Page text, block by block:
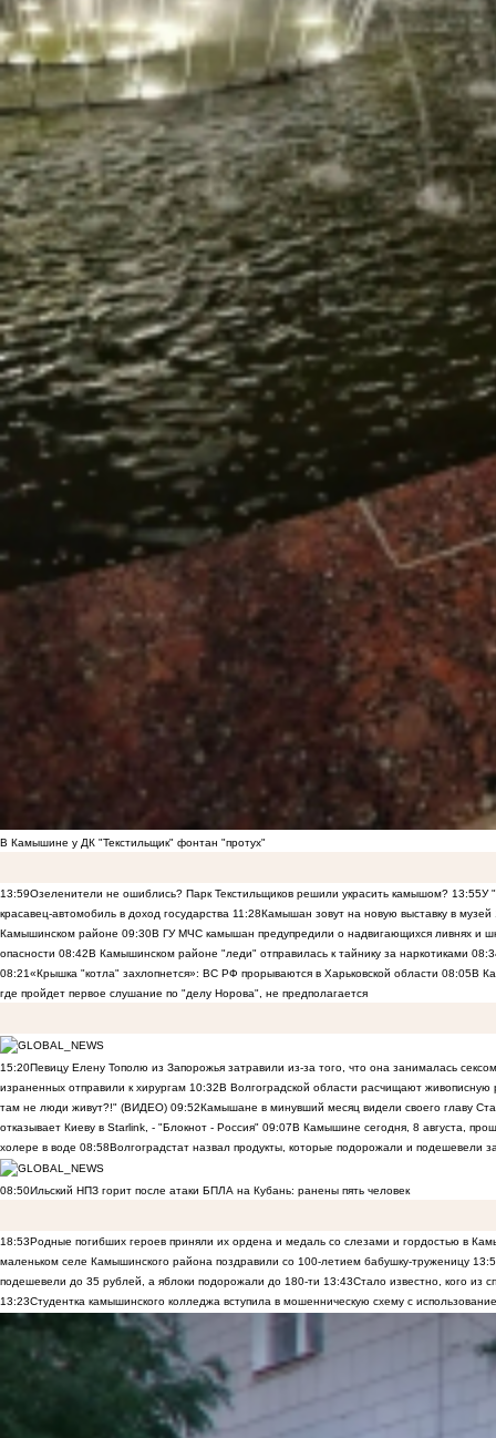
В Камышине у ДК "Текстильщик" фонтан "протух"
13:59Озеленители не ошиблись? Парк Текстильщиков решили украсить камышом? 13:55У
красавец-автомобиль в доход государства 11:28Камышан зовут на новую выставку в музей
Камышинском районе 09:30В ГУ МЧС камышан предупредили о надвигающихся ливнях и
опасности 08:42В Камышинском районе "леди" отправилась к тайнику за наркотиками
08:21«Крышка "котла" захлопнется»: ВС РФ прорываются в Харьковской области 08:05В
где пройдет первое слушание по "делу Норова", не предполагается
15:20Певицу Елену Тополю из Запорожья затравили из-за того, что она занималась
израненных отправили к хирургам 10:32В Волгоградской области расчищают
там не люди живут?!" (ВИДЕО) 09:52Камышане в минувший месяц видели своего главу
отказывает Киеву в Starlink, - "Блокнот - Россия" 09:07В Камышине сегодня, 8 августа,
холере в воде 08:58Волгоградстат назвал продукты, которые подорожали и подешевели
08:50Ильский НПЗ горит после атаки БПЛА на Кубань: ранены пять человек
18:53Родные погибших героев приняли их ордена и медаль со слезами и гордостью в
маленьком селе Камышинского района поздравили со 100-летием бабушку-труженицу
подешевели до 35 рублей, а яблоки подорожали до 180-ти 13:43Стало известно, кого из
13:23Студентка камышинского колледжа вступила в мошенническую схему с